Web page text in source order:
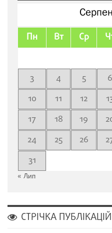
Пн Вт Ср
3
4 5 6
10
11 12
17
18 19
24
25 26
31
« Лип
СТРІЧКА ПУБЛІКАЦІЙ